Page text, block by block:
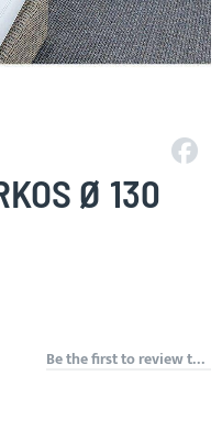
Ø 130
Be the first to review this product